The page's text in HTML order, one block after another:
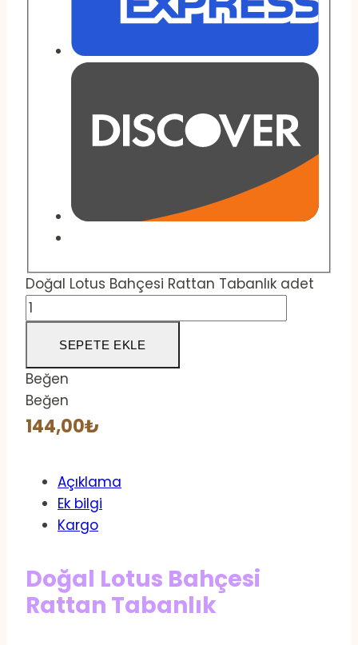
144,00₺
Doğal Lotus Bahçesi Rattan Tabanlık adet
SEPETE EKLE
Beğen
Beğen
Açıklama
Ek bilgi
Kargo
Doğal Lotus Bahçesi
Rattan Tabanlık